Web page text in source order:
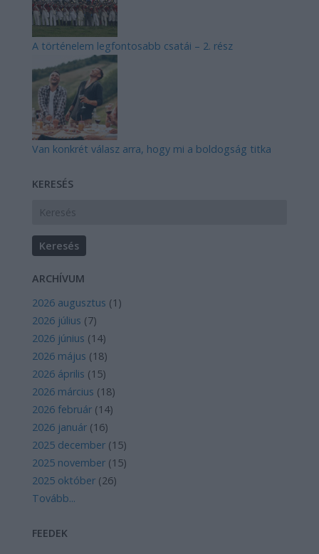
A történelem legfontosabb csatái – 2. rész
Van konkrét válasz arra, hogy mi a boldogság titka
KERESÉS
ARCHÍVUM
2026 augusztus (1 )
2026 július (7)
2026 június (14)
2026 május (18)
2026 április (15)
2026 március (18)
2026 február (14)
2026 január (16)
2025 december (15)
2025 november (15)
2025 október (26)
Tovább...
FEEDEK